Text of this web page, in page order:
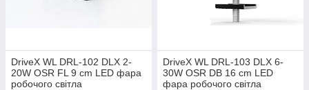
DriveX WL DRL-102 DLX 2-
20W OSR FL 9 cm LED фара
робочого світла
DriveX WL DRL-103 DLX 6-
30W OSR DB 16 cm LED
фара робочого світла